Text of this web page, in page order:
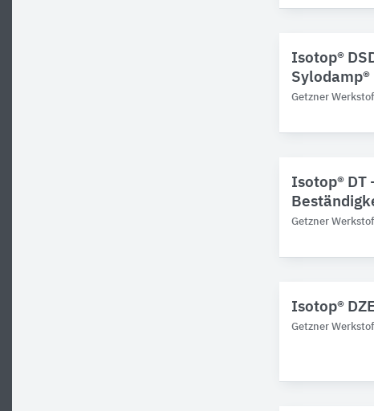
Isotop®
Getzner
Isotop® DT
Getzner
Isotop®
Getzner